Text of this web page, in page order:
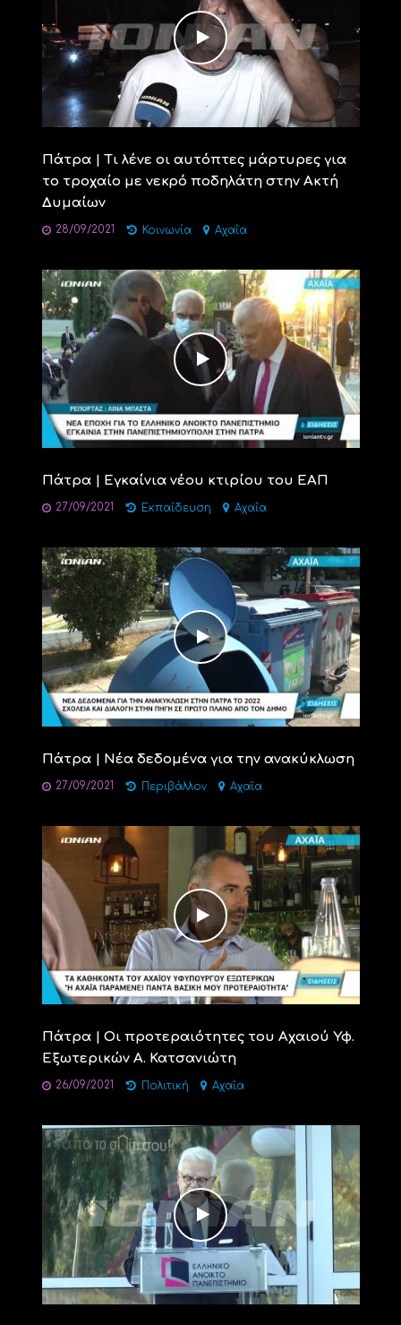
Πάτρα | Τι λένε οι αυτόπτες μάρτυρες για
το τροχαίο με νεκρό ποδηλάτη στην Ακτή
Δυμαίων
28/09/2021 Κοινωνία Αχαΐα
Πάτρα | Εγκαίνια νέου κτιρίου του ΕΑΠ
27/09/2021 Εκπαίδευση Αχαΐα
Πάτρα | Νέα δεδομένα για την ανακύκλωση
27/09/2021 Περιβάλλον Αχαΐα
Πάτρα | Οι προτεραιότητες του Αχαιού Υφ.
Εξωτερικών Α. Κατσανιώτη
26/09/2021 Πολιτική Αχαΐα